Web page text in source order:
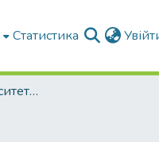
Статистика
ННІ загальноуніверситетської підготовки